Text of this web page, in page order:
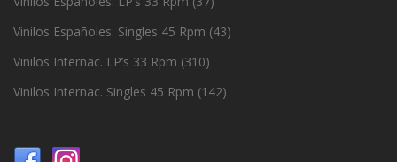
Vinilos Españoles. Singles 45 Rpm (43)
Vinilos Internac. LP’s 33 Rpm (310)
Vinilos Internac. Singles 45 Rpm (142)